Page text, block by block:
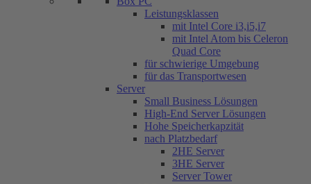
Leistungsklassen
mit Intel Core i3,i5,i7
mit Intel Atom bis Celeron
Quad Core
für schwierige Umgebung
für das Transportwesen
Server
Small Business Lösungen
High-End Server Lösungen
Hohe Speicherkapzität
nach Platzbedarf
2HE Server
3HE Server
Server Tower